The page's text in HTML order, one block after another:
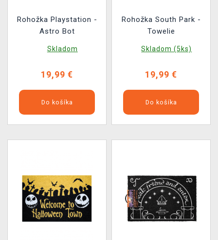
Rohožka Playstation -
Astro Bot
Skladom
19,99 €
Do košíka
Rohožka South Park -
Towelie
Skladom (5ks)
19,99 €
Do košíka